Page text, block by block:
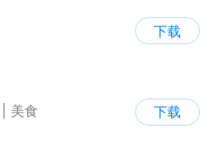
下载
美食
下载